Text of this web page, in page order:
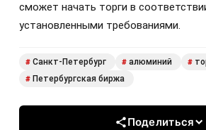
сможет начать торги в
установленными требованиями.
# Санкт-Петербург # алюминий #
# Петербургская биржа
Поделиться